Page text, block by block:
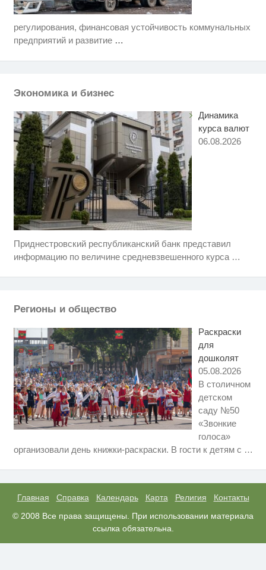
регулирования, финансовая устойчивость коммунальных
предприятий и развитие …
Экономика и бизнес
Динамика
курса валют
06.08.2026
Приднестровский республиканский банк представил
информацию по величине средневзвешенного курса …
Регионы и общество
Раскраски
для
дошколят
05.08.2026
В столичном
детском
саду №50
«Звонкие
голоса»
организовали день книжки-раскраски. В гости к детям с …
Главная Справка Календарь Карта Религия
Контакты
© 2008 Все права защищены. При использовании материала
ссылка обязательна.
i
Ролик длится пару секунд, но
вы будете в шоке от увиденного
Ролик из Омска: вы будете
Никогда не храните огурцы в
маленький секрет
i
Скрытая камера на пляже
когда их не видят...
Ролик длится несколько секунд,
"Потеряли стыд в погоне за
семейке Плющенко
без слов! Пересмотрела 10 раз
i
Королева вагона отожгла! Видео
не оставит равнодушным